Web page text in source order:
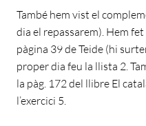
També hem vist el
dia el repassarem). Hem fet
pàgina 39 de Teide (hi
proper dia feu la llista 2.
la pàg. 172 del llibre El
l’exercici 5.